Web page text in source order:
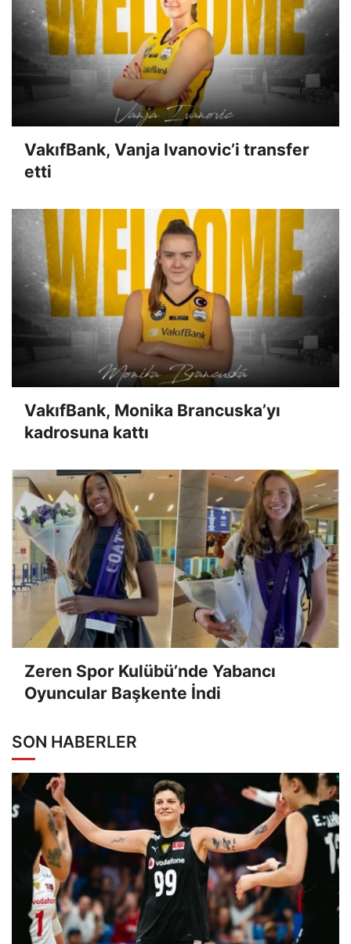
VakıfBank, Vanja Ivanovic’i transfer
etti
VakıfBank, Monika Brancuska’yı
kadrosuna kattı
Zeren Spor Kulübü’nde Yabancı
Oyuncular Başkente İndi
SON HABERLER